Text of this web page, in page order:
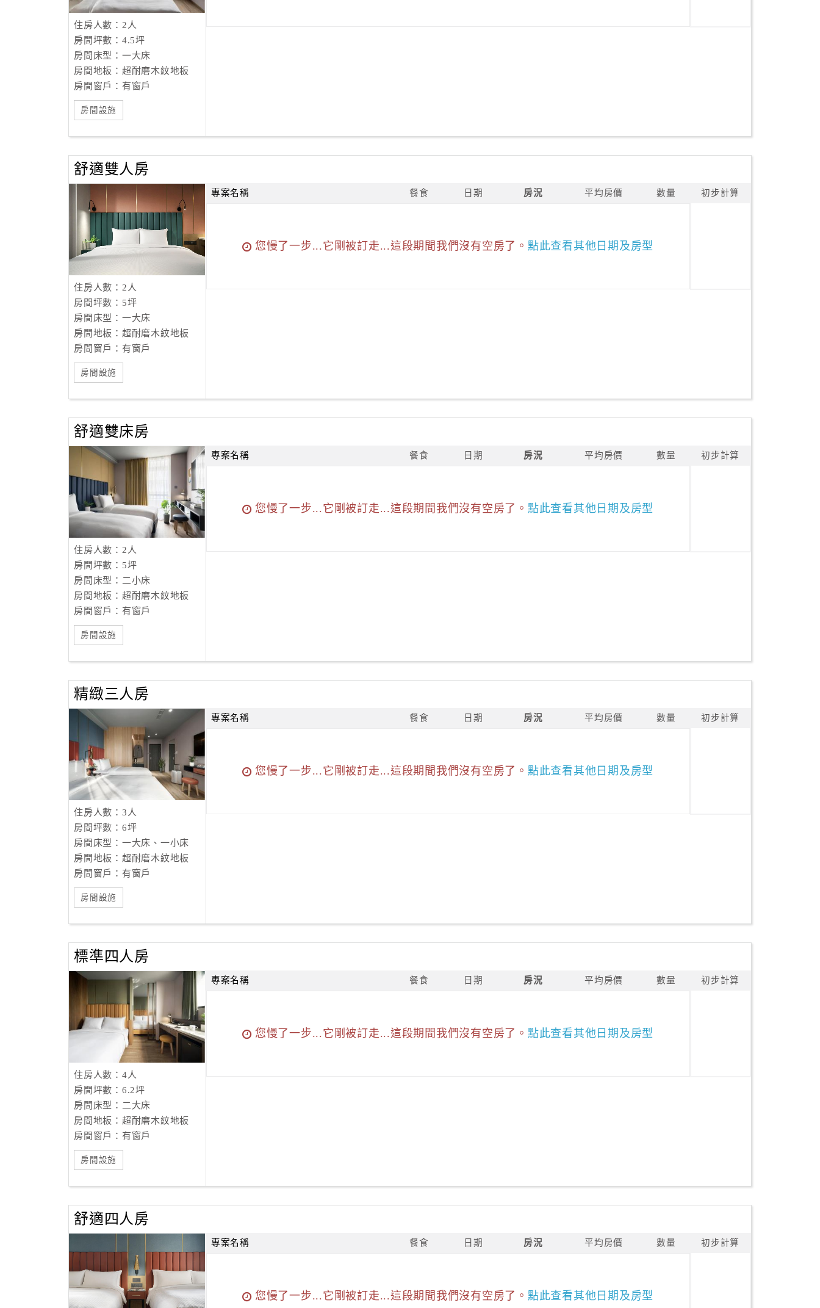
住房人數：2人
房間坪數：4.5坪
房間床型：一大床
房間地板：超耐磨木紋地板
房間窗戶：有窗戶
房間設施
舒適雙人房
住房人數：2人
房間坪數：5坪
房間床型：一大床
房間地板：超耐磨木紋地板
房間窗戶：有窗戶
房間設施
專案名稱 餐食 日期 房況 平均房價 數量 初步計算
您慢了一步...它剛被訂走...這段期間我們沒有空房了。 點此查看其他日期及房型
舒適雙床房
住房人數：2人
房間坪數：5坪
房間床型：二小床
房間地板：超耐磨木紋地板
房間窗戶：有窗戶
房間設施
專案名稱 餐食 日期 房況 平均房價 數量 初步計算
您慢了一步...它剛被訂走...這段期間我們沒有空房了。 點此查看其他日期及房型
精緻三人房
住房人數：3人
房間坪數：6坪
房間床型：一大床、一小床
房間地板：超耐磨木紋地板
房間窗戶：有窗戶
房間設施
專案名稱 餐食 日期 房況 平均房價 數量 初步計算
您慢了一步...它剛被訂走...這段期間我們沒有空房了。 點此查看其他日期及房型
標準四人房
住房人數：4人
房間坪數：6.2坪
房間床型：二大床
房間地板：超耐磨木紋地板
房間窗戶：有窗戶
房間設施
專案名稱 餐食 日期 房況 平均房價 數量 初步計算
您慢了一步...它剛被訂走...這段期間我們沒有空房了。 點此查看其他日期及房型
舒適四人房
專案名稱 餐食 日期 房況 平均房價 數量 初步計算
您慢了一步...它剛被訂走...這段期間我們沒有空房了。 點此查看其他日期及房型